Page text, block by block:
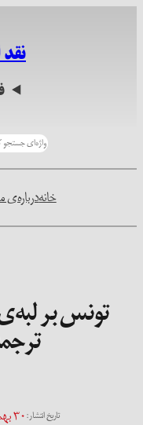
خانهدرباره‌ی
تونس بر
تاریخ انتشار:۳۰ بهمن ۱۳۹۱